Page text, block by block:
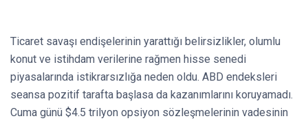
Ticaret savaşı endişelerinin yarattığı belirsizlikler, olumlu
konut ve istihdam verilerine rağmen hisse senedi
piyasalarında istikrarsızlığa neden oldu. ABD endeksleri
seansa pozitif tarafta başlasa da kazanımlarını koruyamadı.
Cuma günü $4.5 trilyon opsiyon sözleşmelerinin vadesinin